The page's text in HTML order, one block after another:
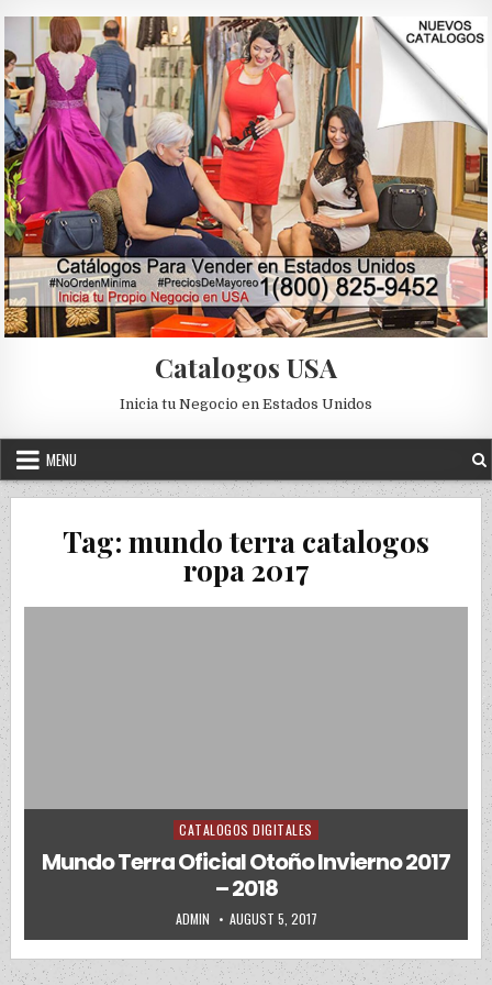
Catalogos USA
Inicia tu Negocio en Estados Unidos
MENU
Tag: mundo terra catalogos
ropa 2017
Posted in
CATALOGOS DIGITALES
Mundo Terra Oficial Otoño Invierno 2017
– 2018
AUTHOR:
ADMIN PUBLISHED DATE:
AUGUST 5, 2017